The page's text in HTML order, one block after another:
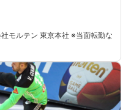
モルテン 東京本社 ※当⾯転勤な